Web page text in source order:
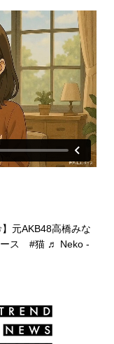
元AKB48高橋みな
ース #猫 ♬ Neko -